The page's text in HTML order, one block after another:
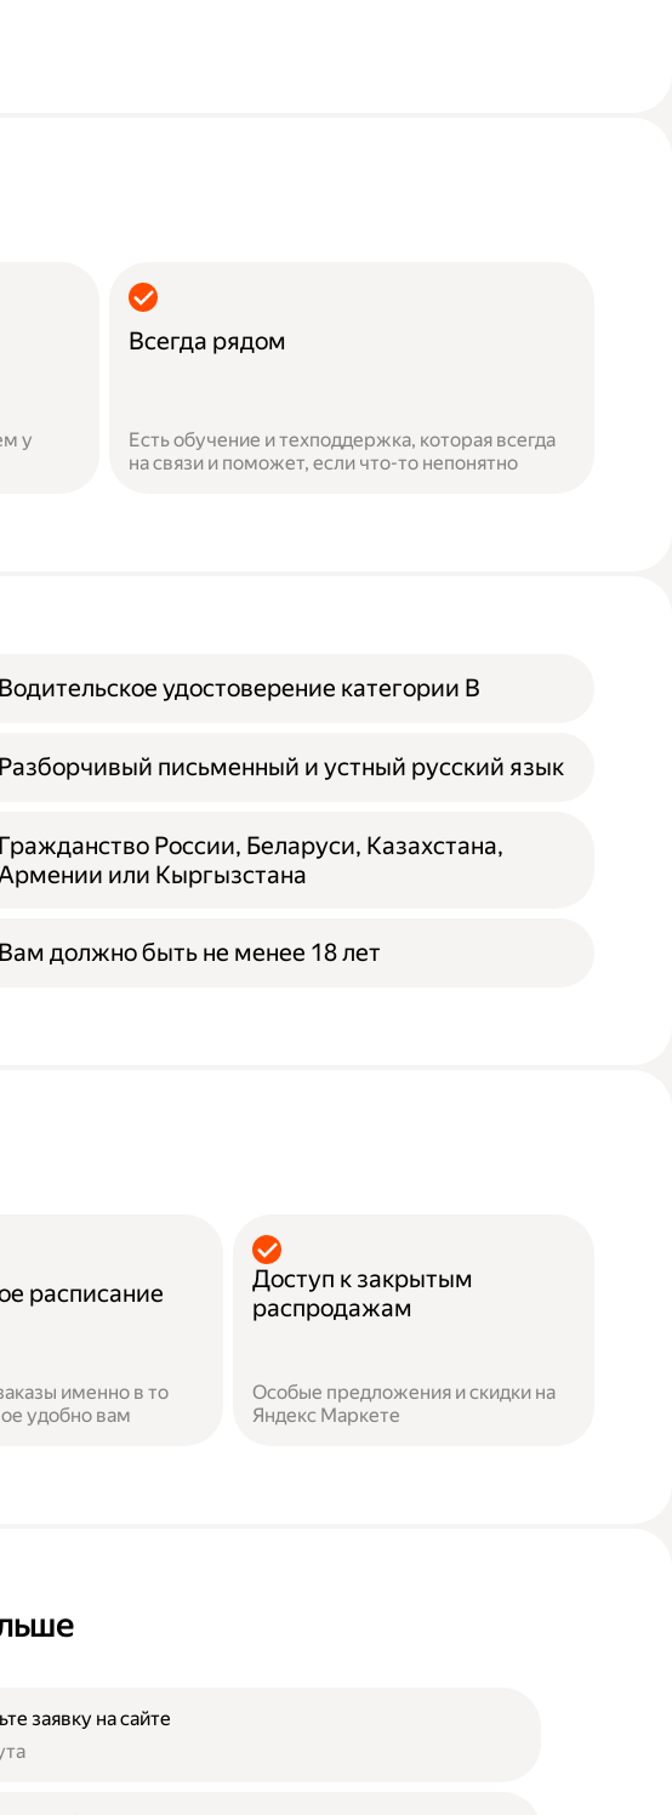
у
Всегда рядом
Есть обучение и техподдержка, которая всегда
на связи и поможет, если что-то непонятно
удостоверение категории B
письменный и устный русский язык
Гражданство России, Беларуси, Казахстана,
или Кыргызстана
должно быть не менее 18 лет
расписание
именно в то
удобно вам
Доступ к закрытым
распродажам
Особые предложения и скидки на
Яндекс Маркете
заявку на сайте